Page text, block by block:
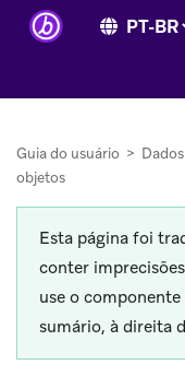
Guia do usuário > Dados
objetos
Esta página foi
conter
use o
sumário, à direita